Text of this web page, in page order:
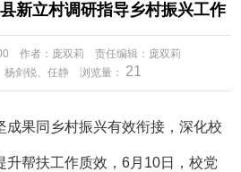
新立村调研指导乡村振兴工作
作者：庞双莉
责任编辑：庞双莉
杨剑锐、任静
浏览量： 21
成果同乡村振兴有效衔接，深化校
升帮扶工作质效，6月10日，校党